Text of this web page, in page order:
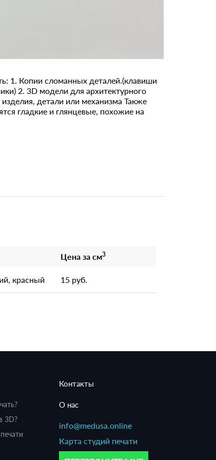
1. Копии сломанных деталей.(клавиши
2. 3D модели для архитектурного
детали или механизма Также
гладкие и глянцевые, похожие на
Цена за см3
красный 15 руб.
3D?
Контакты
О нас
info@medusa.online
Карта студий печати